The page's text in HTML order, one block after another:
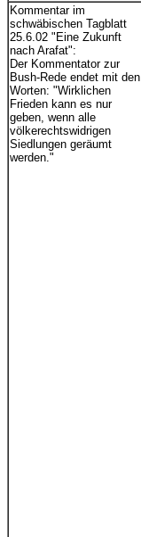
Kommentar im
schwäbischen Tagblatt
25.6.02 "Eine Zukunft
nach Arafat":
Der Kommentator zur
Bush-Rede endet mit den
Worten: "Wirklichen
Frieden kann es nur
geben, wenn alle
völkerechtswidrigen
Siedlungen geräumt
werden."